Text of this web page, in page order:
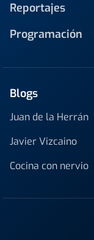
Reportajes
Programación
Blogs
Juan de la Herrán
Javier Vizcaino
Cocina con nervio